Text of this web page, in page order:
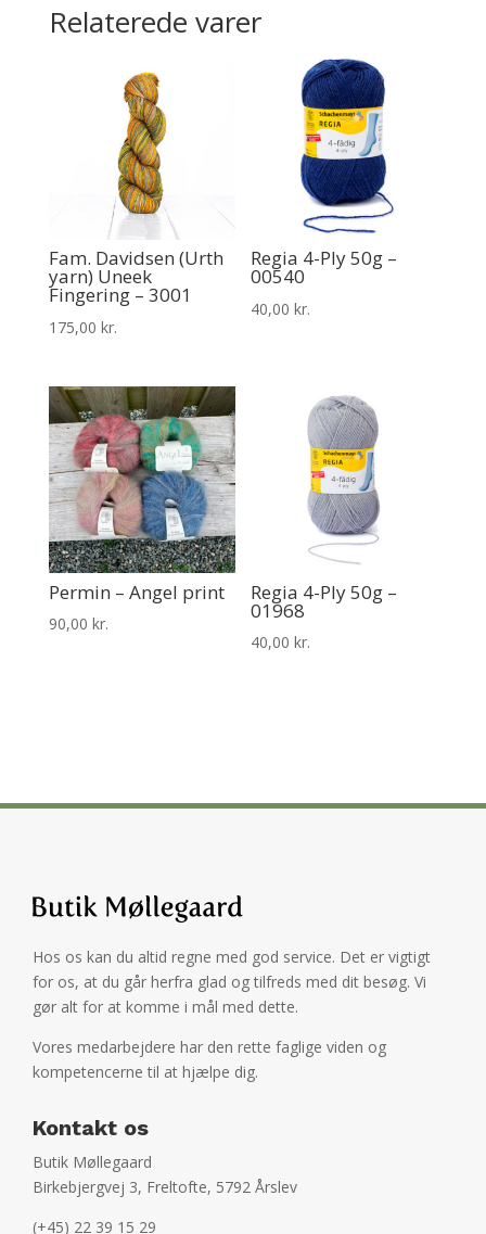
Relaterede varer
Fam. Davidsen (Urth
yarn) Uneek
Fingering – 3001
175,00 kr.
Regia 4-Ply 50g –
00540
40,00kr.
Permin – Angel print
90,00 kr.
Regia 4-Ply 50g –
01968
40,00kr.
Hos os kan du altid regne med god service. Det er vigtigt
for os, at du går herfra glad og tilfreds med dit besøg. Vi
gør alt for at komme i mål med dette.
Vores medarbejdere har den rette faglige viden og
kompetencerne til at hjælpe dig.
Kontakt os
Butik Møllegaard
Birkebjergvej 3, Freltofte, 5792 Årslev
(+45) 22 39 15 29